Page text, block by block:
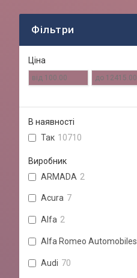
Фільтри
Ціна
В наявності
Так 10710
Виробник
ARMADA 2
Acura 7
Alfa 2
Alfa Romeo Automobiles
Audi 70